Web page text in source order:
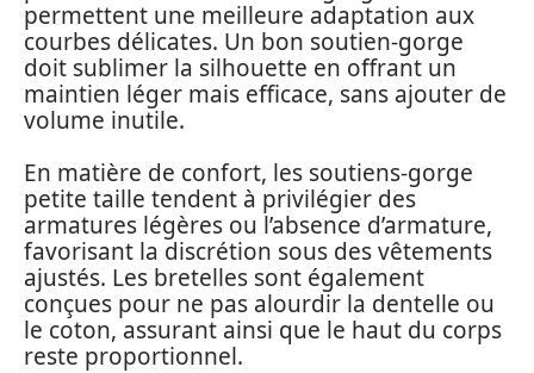
permettent une meilleure adaptation aux
courbes délicates. Un bon soutien-gorge
doit sublimer la silhouette en offrant un
maintien léger mais efficace, sans ajouter de
volume inutile.
En matière de confort, les soutiens-gorge
petite taille tendent à privilégier des
armatures légères ou l’absence d’armature,
favorisant la discrétion sous des vêtements
ajustés. Les bretelles sont également
conçues pour ne pas alourdir la dentelle ou
le coton, assurant ainsi que le haut du corps
reste proportionnel.